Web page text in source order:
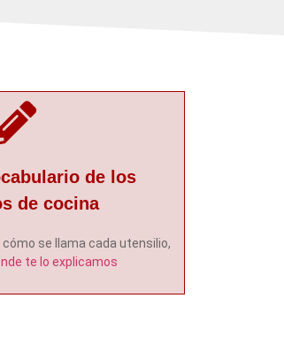
de los
de cocina
se llama cada utensilio,
te lo explicamos